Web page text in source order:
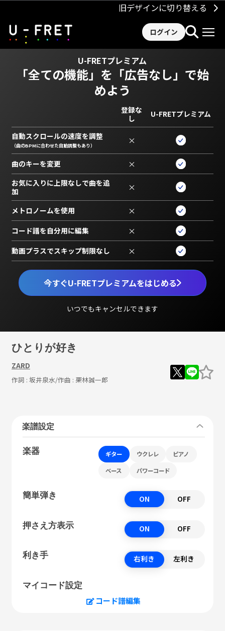
旧デザインに切り替える
ログイン
U-FRETプレミアム
「全ての機能」を 「広告なし」で始
めよう
今すぐU-FRETプレミアムをはじめる
いつでもキャンセルできます
登録な
し
U-FRETプレミアム
自動スクロールの速度を調整
（曲のBPMに合わせた自動調整もあり） ×
曲のキーを変更 ×
お気に入りに上限なしで曲を追
加
×
メトロノームを使用 ×
コード譜を自分用に編集 ×
動画プラスでスキップ制限なし ×
ひとりが好き
ZARD
作詞 : 坂井泉水/作曲 : 栗林誠一郎
楽譜設定
楽器 ギター ウクレレ ピアノ
ベース パワーコード
簡単弾き ON OFF
押さえ方表示 ON OFF
利き手 右利き 左利き
マイコード設定
コード譜編集